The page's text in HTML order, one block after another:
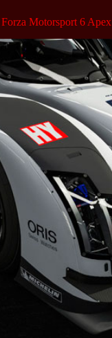
Motorsport 6